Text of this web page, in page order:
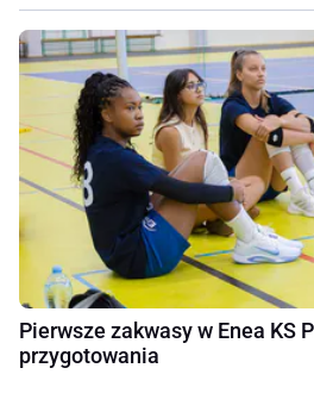
Pierwsze zakwasy w Enea KS
przygotowania